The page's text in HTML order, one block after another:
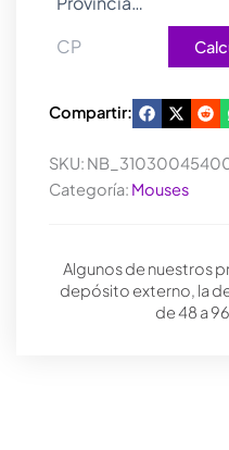
Compartir:
SKU:
Categoría: Mouses
Algunos de nuestros
depósito externo, la
de 48 a